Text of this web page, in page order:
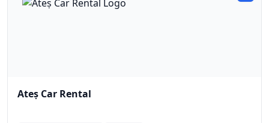
Ateṣ Car Rental